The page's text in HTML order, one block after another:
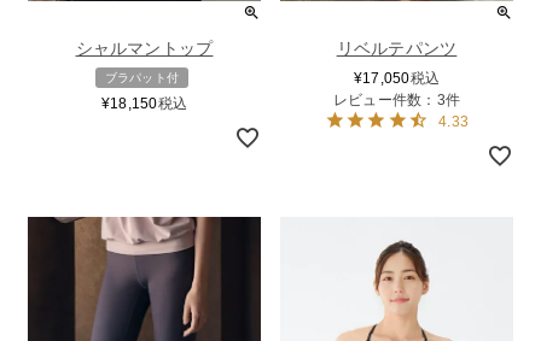
シャルマントップ
ブラパット付
¥18,150税込
リベルテパンツ
¥17,050税込
レビュー件数：3件
4.33